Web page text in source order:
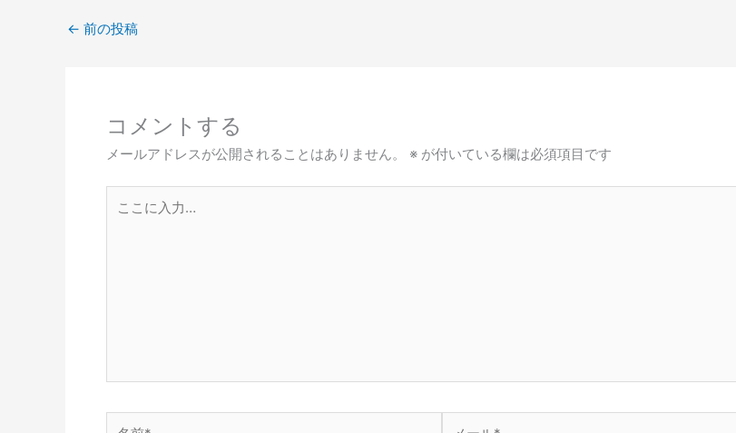
← 前の投稿
コメントする
メールアドレスが公開されることはありません。 ※ が付いている欄は必須項目です